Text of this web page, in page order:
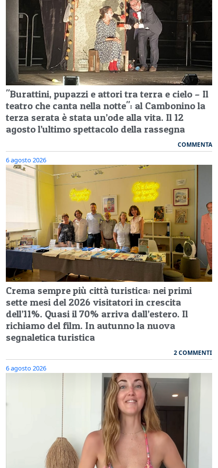
"Burattini, pupazzi e attori tra terra e cielo – Il
teatro che canta nella notte": al Cambonino la
terza serata è stata un’ode alla vita. Il 12
agosto l’ultimo spettacolo della rassegna
COMMENTA
6 agosto 2026
Crema sempre più città turistica: nei primi
sette mesi del 2026 visitatori in crescita
dell’11%. Quasi il 70% arriva dall’estero. Il
richiamo del film. In autunno la nuova
segnaletica turistica
2 COMMENTI
6 agosto 2026